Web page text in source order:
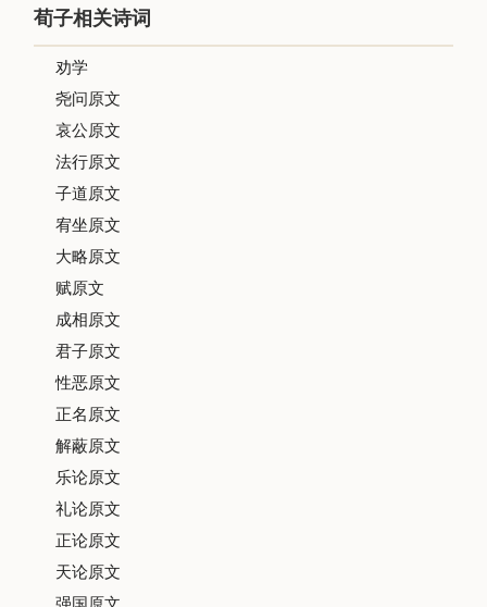
荀子相关诗词
劝学
尧问原文
哀公原文
法行原文
子道原文
宥坐原文
大略原文
赋原文
成相原文
君子原文
性恶原文
正名原文
解蔽原文
乐论原文
礼论原文
正论原文
天论原文
强国原文